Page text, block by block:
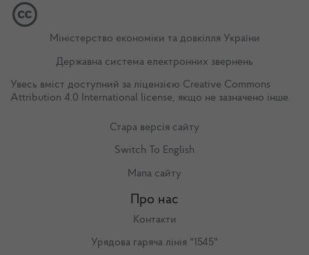
Міністерство економіки та довкілля України
Державна система електронних звернень
Увесь вміст доступний за ліцензією Creative Commons
Attribution 4.0 International license, якщо не зазначено інше.
Стара версія сайту
Switch To English
Мапа сайту
Про нас
Контакти
Урядова гаряча лінія "1545"